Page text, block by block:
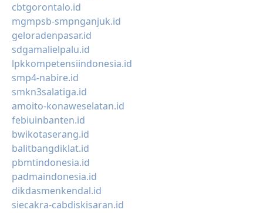
cbtgorontalo.id
mgmpsb-smpnganjuk.id
geloradenpasar.id
sdgamalielpalu.id
lpkkompetensiindonesia.id
smp4-nabire.id
smkn3salatiga.id
amoito-konaweselatan.id
febiuinbanten.id
bwikotaserang.id
balitbangdiklat.id
pbmtindonesia.id
padmaindonesia.id
dikdasmenkendal.id
siecakra-cabdiskisaran.id